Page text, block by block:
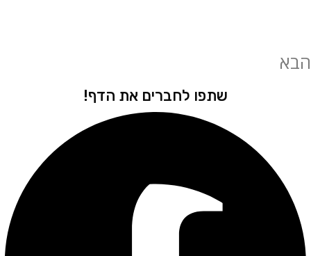
שתפו לחברים את הדף!